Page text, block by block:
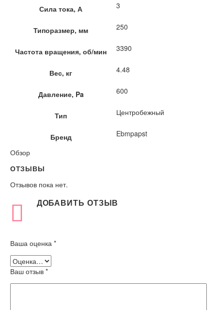
Сила тока, А 3
Типоразмер, мм 250
Частота вращения, об/мин 3390
Вес, кг 4.48
Давление, Pa 600
Тип Центробежный
Бренд
Ebmpapst
Обзор
ОТЗЫВЫ
Отзывов пока нет.
ДОБАВИТЬ ОТЗЫВ
Ваша оценка *
Ваш отзыв *